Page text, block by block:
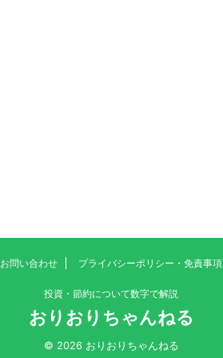
お問い合わせ プライバシーポリシー・免責事項
投資・節約について数字で解説
おりおりちゃんねる
© 2026 おりおりちゃんねる